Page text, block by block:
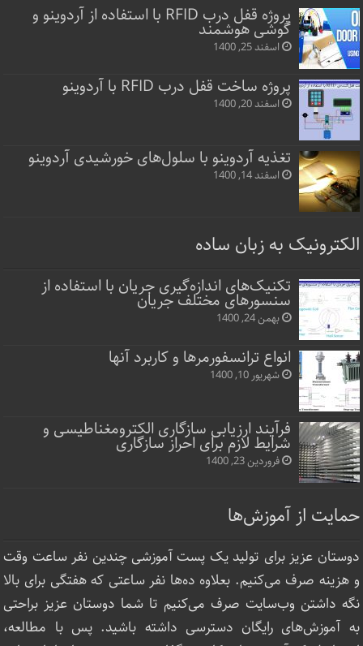
پروژه قفل‌ درب RFID با استفاده از آردوینو و
گوشی هوشمند
اسفند 25, 1400
پروژه ساخت قفل‌ درب RFID با آردوینو
اسفند 20, 1400
تغذیه آردوینو با سلول‌های خورشیدی آردوینو
اسفند 14, 1400
الکترونیک به زبان ساده
تکنیک‌های اندازه‌گیری جریان با استفاده از
سنسورهای مختلف جریان
بهمن 24, 1400
انواع ترانسفورمرها و کاربرد آنها
شهریور 10, 1400
فرآیند ارزیابی سازگاری الکترومغناطیسی و
شرایط لازم برای احراز سازگاری
فروردین 23, 1400
حمایت از آموزش‌ها
دوستان عزیز برای تولید یک پست آموزشی چندین نفر ساعت‌ وقت
و هزینه صرف می‌کنیم. بعلاوه ده‌ها نفر ساعتی که هفتگی برای بالا
نگه داشتن وب‌سایت صرف ‌می‌کنیم تا شما دوستان عزیز براحتی
به آموزش‌های رایگان دسترسی داشته باشید. پس با مطالعه،